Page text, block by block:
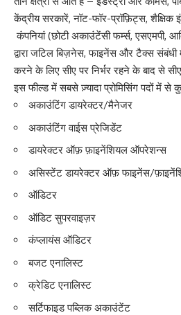
केंद्रीय सरकारें, नॉट-फॉर-प्रॉफ़िट्स,
कंपनियां (छोटी अकाउंटेंसी फर्म्स, एसएमपी,
द्वारा जटिल बिज़नेस, फाइनेंस और टैक्स
करने के लिए सीए पर निर्भर रहने के बाद से
इस फील्ड में सबसे ज़्यादा प्रोमिसिंग पदों में से
अकाउंटिंग डायरेक्टर/मैनेजर
अकाउंटिंग वाईस प्रेजिडेंट
डायरेक्टर ऑफ़ फ़ाइनेंशियल ऑपरेशन्स
असिस्टेंट डायरेक्टर ऑफ़ फाइनेंस/
ऑडिटर
ऑडिट सुपरवाइज़र
कंप्लायंस ऑडिटर
बजट एनालिस्ट
क्रेडिट एनालिस्ट
सर्टिफाइड पब्लिक अकाउंटेंट